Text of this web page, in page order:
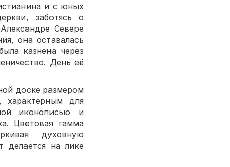
и с юных
заботясь о
Севере
она оставалась
казнена через
День её
доске размером
для
иконописью и
Цветовая гамма
духовную
делается на лике